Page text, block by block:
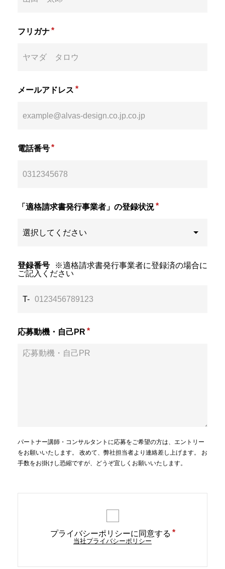
フリガナ*
メールアドレス *
電話番号*
「適格請求書発行事業者」の登録状況*
登録番号
※適格請求書発行事業者に登録済の場合に
ご記入ください
T-
応募動機・自己PR *
パートナー講師・コンサルタントに応募をご希望の方は、エントリー
をお願いいたします。 改めて、弊社担当者より連絡差し上げます。 お
手数をお掛けし恐縮ですが、どうぞ宜しくお願いいたします。
プライバシーポリシーに同意する *
当社プライバシーポリシー